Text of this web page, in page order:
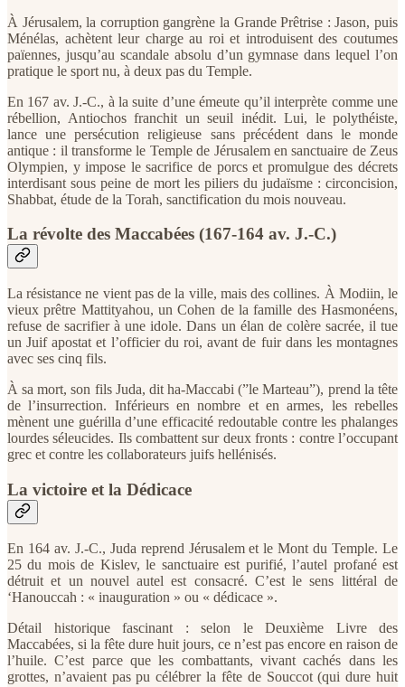
À Jérusalem, la corruption gangrène la Grande Prêtrise : Jason, puis
Ménélas, achètent leur charge au roi et introduisent des coutumes
païennes, jusqu’au scandale absolu d’un gymnase dans lequel l’on
pratique le sport nu, à deux pas du Temple.
En 167 av. J.-C., à la suite d’une émeute qu’il interprète comme une
rébellion, Antiochos franchit un seuil inédit. Lui, le polythéiste,
lance une persécution religieuse sans précédent dans le monde
antique : il transforme le Temple de Jérusalem en sanctuaire de Zeus
Olympien, y impose le sacrifice de porcs et promulgue des décrets
interdisant sous peine de mort les piliers du judaïsme : circoncision,
Shabbat, étude de la Torah, sanctification du mois nouveau.
La révolte des Maccabées (167-164 av. J.-C.)
La résistance ne vient pas de la ville, mais des collines. À Modiin, le
vieux prêtre Mattityahou, un Cohen de la famille des Hasmonéens,
refuse de sacrifier à une idole. Dans un élan de colère sacrée, il tue
un Juif apostat et l’officier du roi, avant de fuir dans les montagnes
avec ses cinq fils.
À sa mort, son fils Juda, dit ha-Maccabi (”le Marteau”), prend la tête
de l’insurrection. Inférieurs en nombre et en armes, les rebelles
mènent une guérilla d’une efficacité redoutable contre les phalanges
lourdes séleucides. Ils combattent sur deux fronts : contre l’occupant
grec et contre les collaborateurs juifs hellénisés.
La victoire et la Dédicace
En 164 av. J.-C., Juda reprend Jérusalem et le Mont du Temple. Le
25 du mois de Kislev, le sanctuaire est purifié, l’autel profané est
détruit et un nouvel autel est consacré. C’est le sens littéral de
‘Hanouccah : « inauguration » ou « dédicace ».
Détail historique fascinant : selon le Deuxième Livre des
Maccabées, si la fête dure huit jours, ce n’est pas encore en raison de
l’huile. C’est parce que les combattants, vivant cachés dans les
grottes, n’avaient pas pu célébrer la fête de Souccot (qui dure huit